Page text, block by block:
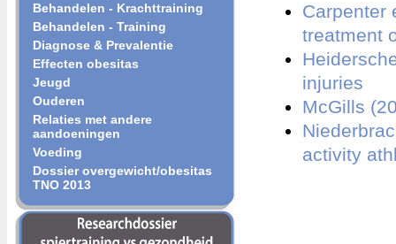
Behandelen - Krachttraining
Behandelen - Training
Diagnose & Prevalentie
Effecten obesitas
Jeugd
Ouderen
Relaties met andere
aandoeningen
Voeding
Dossier overgewicht/obesitas
TNO 2013
Carpenter
treatment
injuries
McGills
activity